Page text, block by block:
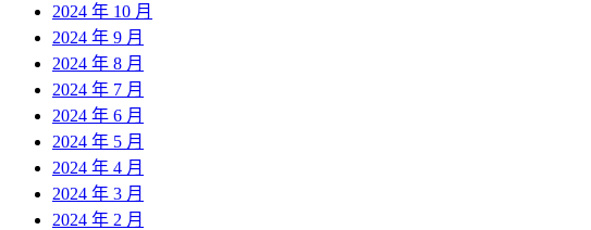
2024 年 10 月
2024 年 9 月
2024 年 8 月
2024 年 7 月
2024 年 6 月
2024 年 5 月
2024 年 4 月
2024 年 3 月
2024 年 2 月